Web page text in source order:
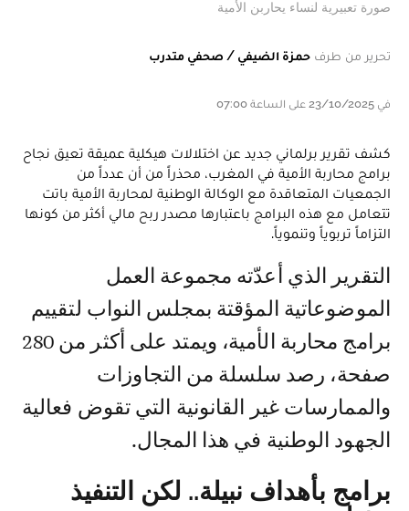
صورة تعبيرية لنساء يحاربن الأمية
تحرير من طرف حمزة الضيفي / صحفي متدرب
في 23/10/2025 على الساعة 07:00
كشف تقرير برلماني جديد عن اختلالات هيكلية عميقة تعيق نجاح
برامج محاربة الأمية في المغرب، محذراً من أن عدداً من
الجمعيات المتعاقدة مع الوكالة الوطنية لمحاربة الأمية باتت
تتعامل مع هذه البرامج باعتبارها مصدر ربح مالي أكثر من كونها
التزاماً تربوياً وتنموياً.
التقرير الذي أعدّته مجموعة العمل
الموضوعاتية المؤقتة بمجلس النواب لتقييم
برامج محاربة الأمية، ويمتد على أكثر من 280
صفحة، رصد سلسلة من التجاوزات
والممارسات غير القانونية التي تقوض فعالية
الجهود الوطنية في هذا المجال.
برامج بأهداف نبيلة.. لكن التنفيذ